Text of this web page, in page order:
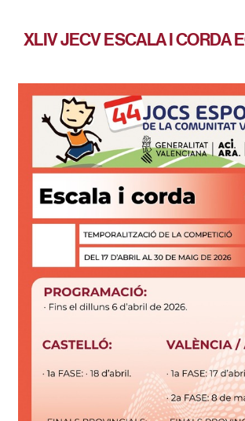
XLIV JECV ESCALA I CORDA